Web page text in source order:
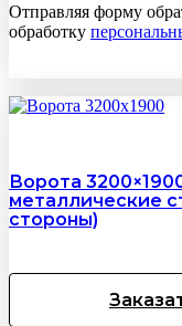
Отправляя форму
обработку
Ворота
металлические
стороны)